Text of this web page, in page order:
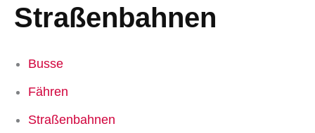
Straßenbahnen
Busse
Fähren
Straßenbahnen